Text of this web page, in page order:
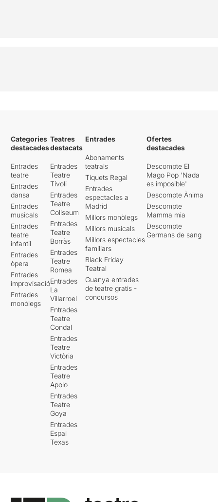
Categories
destacades
Entrades
teatre
Entrades
dansa
Entrades
musicals
Entrades
teatre
infantil
Entrades
òpera
Entrades
improvisació
Entrades
monòlegs
Teatres
destacats
Entrades
Teatre
Tívoli
Entrades
Teatre
Coliseum
Entrades
Teatre
Borràs
Entrades
Teatre
Romea
Entrades
La
Villarroel
Entrades
Teatre
Condal
Entrades
Teatre
Victòria
Entrades
Teatre
Apolo
Entrades
Teatre
Goya
Entrades
Espai
Texas
Entrades
Abonaments
teatrals
Tiquets Regal
Entrades
espectacles a
Madrid
Millors monòlegs
Millors musicals
Millors espectacles
familiars
Black Friday
Teatral
Guanya entrades
de teatre gratis -
concursos
Ofertes
destacades
Descompte El
Mago Pop 'Nada
es imposible'
Descompte Ànima
Descompte
Mamma mia
Descompte
Germans de sang